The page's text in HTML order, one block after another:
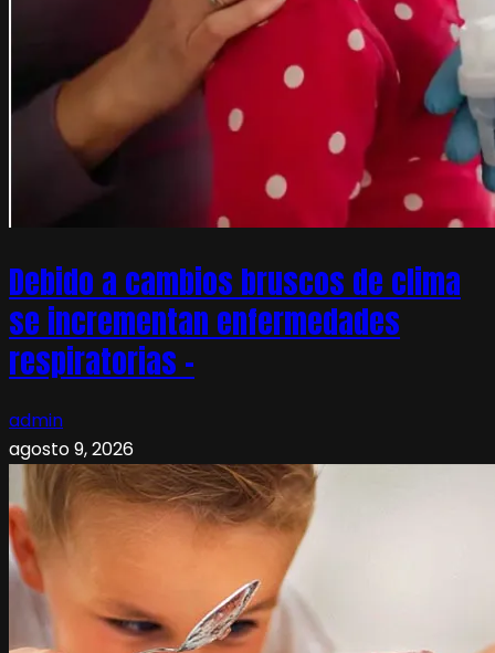
Debido a cambios bruscos de clima
se incrementan enfermedades
respiratorias –
admin
agosto 9, 2026